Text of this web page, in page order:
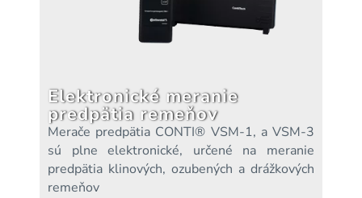
Elektronické meranie
predpätia remeňov
Merače predpätia CONTI® VSM-1, a VSM-3
sú plne elektronické, určené na meranie
predpätia klinových, ozubených a drážkových
remeňov